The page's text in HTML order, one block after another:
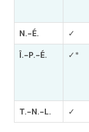
N.-É. ✓
Î.-P.-É. ✓*
T.-N.-L. ✓